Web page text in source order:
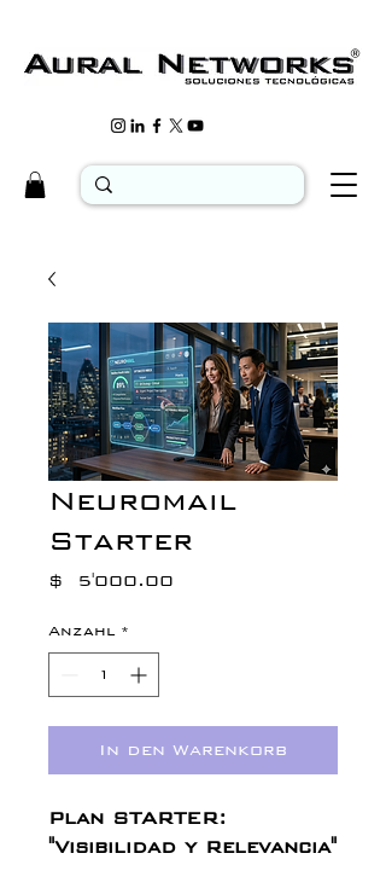
Neuromail
Starter
$ 5'000.00
Anzahl *
In den Warenkorb
Plan STARTER:
"Visibilidad y Relevancia"